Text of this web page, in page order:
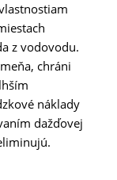
z vodovodu.
chráni
náklady
dažďovej